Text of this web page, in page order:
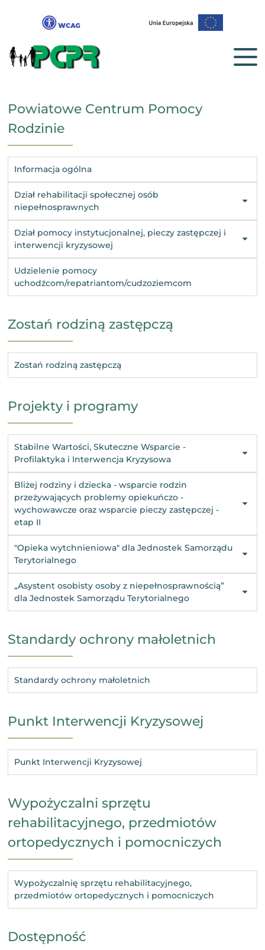
Powiatowe Centrum Pomocy
Rodzinie
Informacja ogólna
Dział rehabilitacji społecznej osób
niepełnosprawnych
Dział pomocy instytucjonalnej, pieczy zastępczej i
interwencji kryzysowej
Udzielenie pomocy
uchodźcom/repatriantom/cudzoziemcom
Zostań rodziną zastępczą
Zostań rodziną zastępczą
Projekty i programy
Stabilne Wartości, Skuteczne Wsparcie -
Profilaktyka i Interwencja Kryzysowa
Bliżej rodziny i dziecka - wsparcie rodzin
przeżywających problemy opiekuńczo -
wychowawcze oraz wsparcie pieczy zastępczej -
etap II
"Opieka wytchnieniowa" dla Jednostek Samorządu
Terytorialnego
„Asystent osobisty osoby z niepełnosprawnością”
dla Jednostek Samorządu Terytorialnego
Standardy ochrony małoletnich
Standardy ochrony małoletnich
Punkt Interwencji Kryzysowej
Punkt Interwencji Kryzysowej
Wypożyczalni sprzętu
rehabilitacyjnego, przedmiotów
ortopedycznych i pomocniczych
Wypożyczalnię sprzętu rehabilitacyjnego,
przedmiotów ortopedycznych i pomocniczych
Dostępność